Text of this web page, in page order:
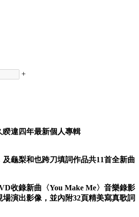
+
違四年最新個人專輯
龜梨和也跨刀填詞作品共11首全新曲
收錄新曲〈You Make Me〉音樂錄影
場演出影像，並內附32頁精美寫真歌詞